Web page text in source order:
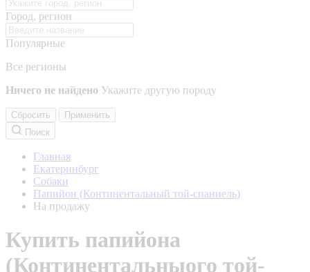
Город, регион
Популярные
Все регионы
Ничего не найдено Укажите другую породу
Сбросить
Применить
Поиск
Главная
Екатеринбург
Собаки
Папийон (Континентальный той-спаниель)
На продажу
Купить папийона
(Континентальныого той-